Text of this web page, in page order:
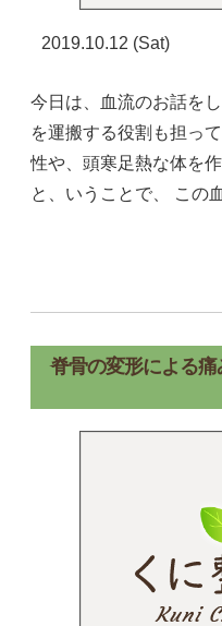
2019.10.12 (Sat)
今日は、血流のお話を
を運搬する役割も担っ
性や、頭寒足熱な体を
と、いうことで、 この
脊骨の変形による